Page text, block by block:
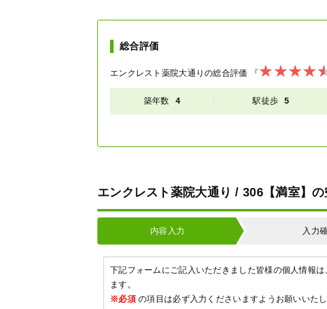
総合評価
エンクレスト薬院大通りの総合評価 『
築年数 4 駅徒歩 5
エンクレスト薬院大通り / 306【満室】
内容入力 入力
下記フォームにご記入いただきました皆様の個人情報は
ます。
※必須の項目は必ず入力くださいますようお願いいたし